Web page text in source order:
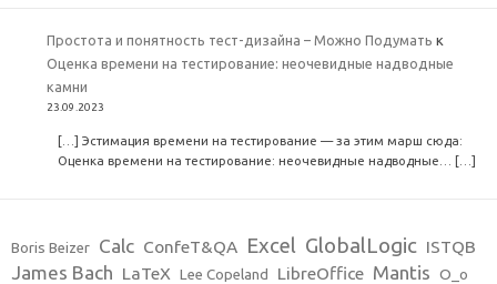
Простота и понятность тест-дизайна – Можно Подумать к
Оценка времени на тестирование: неочевидные надводные
камни
23.09.2023
[…] Эстимация времени на тестирование — за этим марш сюда:
Оценка времени на тестирование: неочевидные надводные… […]
Boris Beizer Calc ConfeT&QA Excel GlobalLogic ISTQB
James Bach LaTeX Lee Copeland LibreOffice Mantis O_o